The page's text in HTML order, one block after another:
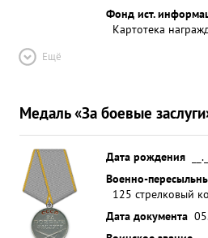
Фонд ист.
Картотека
Ещё
Медаль «За боевые
Дата рождения
Военно-
125 стрелковый
Дата документа